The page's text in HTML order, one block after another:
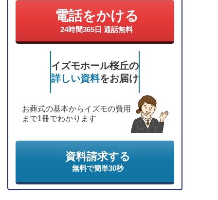
電話をかける
24時間365日 通話無料
イズモホール桜丘の
詳しい資料をお届け
お葬式の基本からイズモの費用
まで1冊でわかります
資料請求する
無料で簡単30秒